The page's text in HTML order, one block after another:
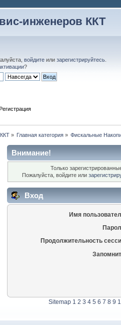
инженеров ККТ
войдитеили зарегистрируйтесь.
?
» Главная категория » Фискальные
Внимание!
Только
Пожалуйста, войдите или
Вход
Имя
Продолжительность
Sitemap 1 2 3 4 5 6 7 8 9